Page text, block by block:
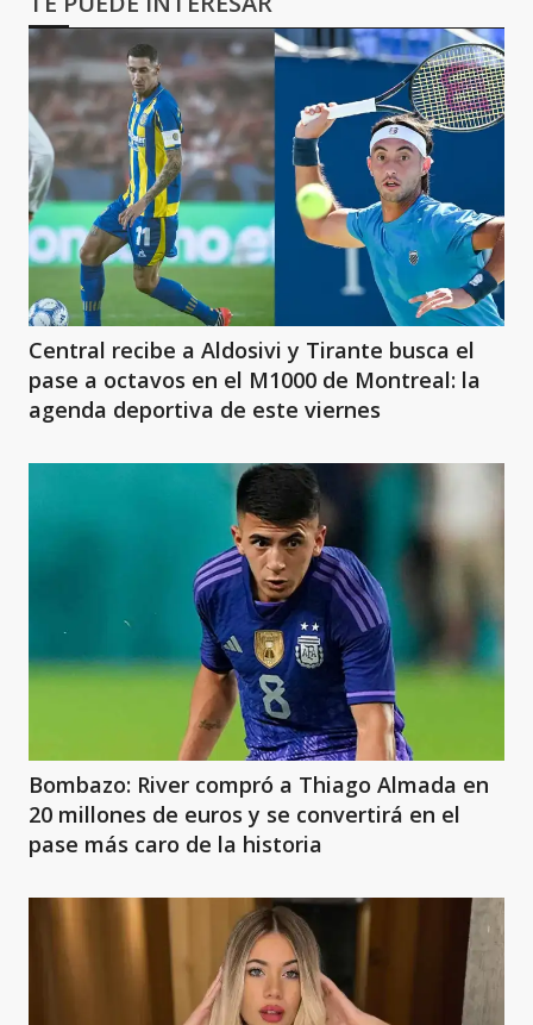
Central recibe a Aldosivi y Tirante busca el
pase a octavos en el M1000 de Montreal: la
agenda deportiva de este viernes
Bombazo: River compró a Thiago Almada en
20 millones de euros y se convertirá en el
pase más caro de la historia